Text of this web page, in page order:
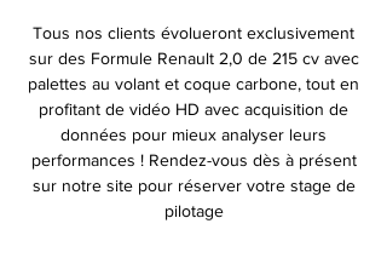
Tous nos clients évolueront exclusivement
sur des Formule Renault 2,0 de 215 cv avec
palettes au volant et coque carbone, tout en
profitant de vidéo HD avec acquisition de
données pour mieux analyser leurs
performances ! Rendez-vous dès à présent
sur notre site pour réserver votre stage de
pilotage